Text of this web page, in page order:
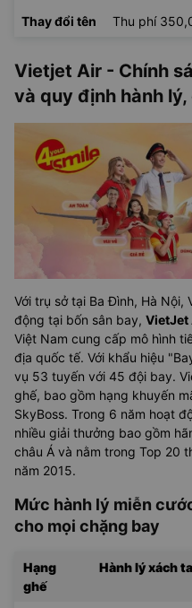
Thay đổi tên Thu phí
Vietjet Air - Chính
và quy định hành
Với trụ sở tại Ba Đình, Hà
động tại bốn sân bay, VietJet
Việt Nam cung cấp mô hình
địa quốc tế. Với khẩu hiệu
vụ 53 tuyến với 45 đội bay.
ghế, bao gồm hạng khuyến
SkyBoss. Trong 6 năm hoạt
nhiều giải thưởng bao gồm
châu Á và nằm trong Top 20
năm 2015.
Mức hành lý miễn
cho mọi chặng bay
Hạng
ghế
Hành lý xách